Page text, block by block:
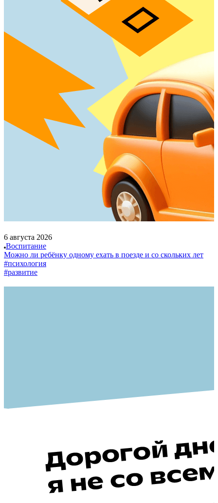
6 августа 2026
Воспитание
Можно ли ребёнку одному ехать в поезде и со скольких лет
#психология
#развитие